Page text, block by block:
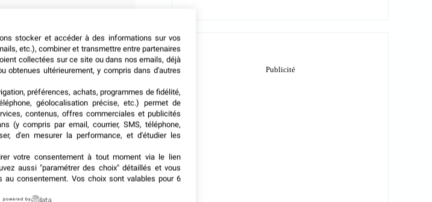
venus rencontrer les 3.500
vous individuels et en
toute de même 3% de
du groupe IMEX a
de nous efforcer
stocker et accéder à des informations sur vos
etc.), combiner et transmettre entre partenaires
collectées sur ce site ou dans nos emails, déjà
obtenues ultérieurement, y compris dans d'autres
préférences, achats, programmes de fidélité,
géolocalisation précise, etc.) permet de
contenus, offres commerciales et publicités
(y compris par email, courrier, SMS, téléphone,
d'en mesurer la performance, et d'étudier les
votre consentement à tout moment via le lien
aussi "paramétrer des choix" détaillés et vous
au consentement. Vos choix sont valables pour 6
powered by